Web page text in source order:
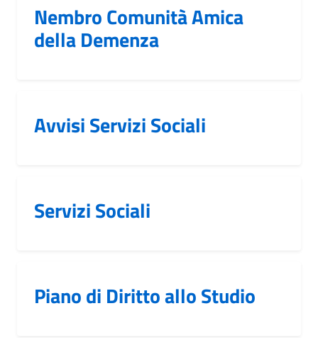
Nembro Comunità Amica
della Demenza
Avvisi Servizi Sociali
Servizi Sociali
Piano di Diritto allo Studio